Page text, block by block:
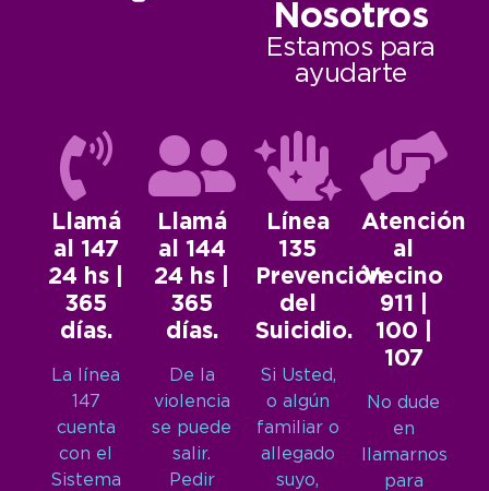
Nosotros
Estamos para
ayudarte
Llamá
al 147
24 hs |
365
días.
La línea
147
cuenta
con el
Sistema
Llamá
al 144
24 hs |
365
días.
De la
violencia
se puede
salir.
Pedir
Línea
135
Prevención
del
Suicidio.
Si Usted,
o algún
familiar o
allegado
suyo,
Atención
al
Vecino
911 |
100 |
107
No dude
en
llamarnos
para